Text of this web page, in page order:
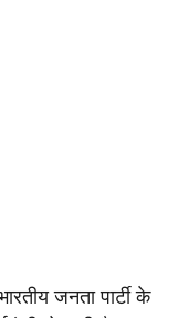
जनता पार्टी के